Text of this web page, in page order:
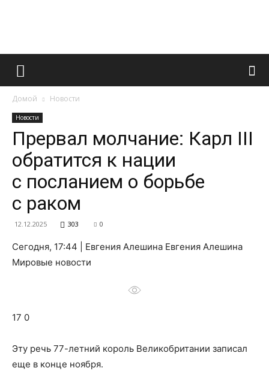
Французский
и
Домой Новости
Новости
Прервал молчание: Карл III
обратится к нации
с посланием о борьбе
с раком
12.12.2025 303 0
Сегодня, 17:44 | Евгения Алешина Евгения Алешина
Мировые новости
17 0
Эту речь 77-летний король Великобритании записал
еще в конце ноября.